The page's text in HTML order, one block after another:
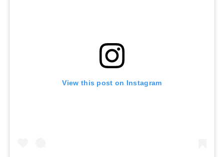
View this post on Instagram